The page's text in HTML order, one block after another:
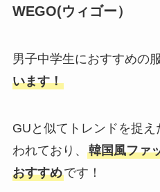
WEGO(ウィゴー）
男子中学生におすすめの
います！
GUと似てトレンドを捉
われており、 韓国風ファ
おすすめです！